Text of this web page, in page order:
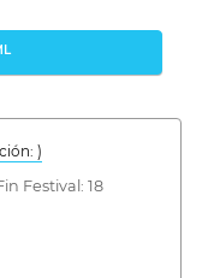
)
Festival: 18